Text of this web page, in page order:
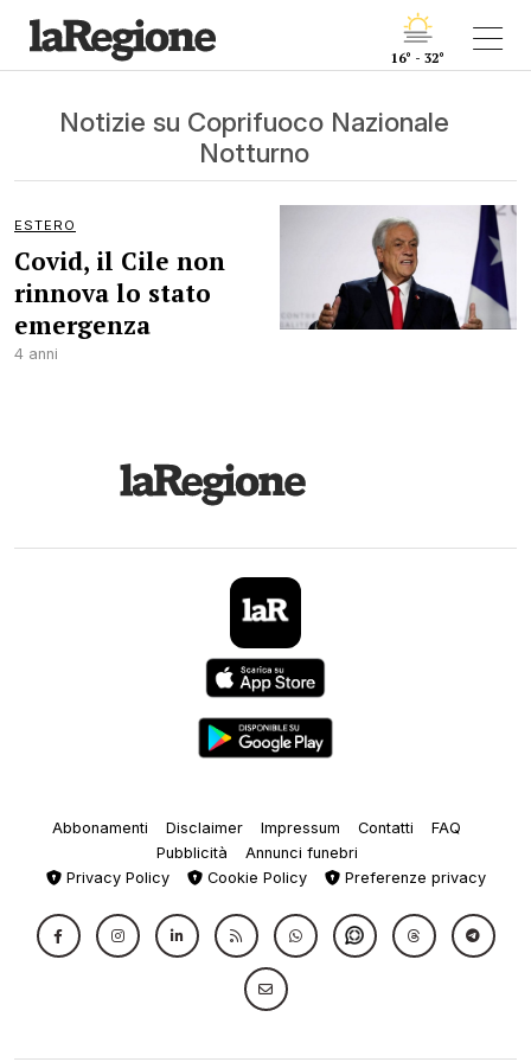
16° - 32°
Notizie su Coprifuoco Nazionale
Notturno
ESTERO
Covid, il Cile non
rinnova lo stato
emergenza
4 anni
Abbonamenti Disclaimer Impressum Contatti
FAQ
Pubblicità
Annunci funebri
Privacy Policy
Cookie Policy Preferenze privacy